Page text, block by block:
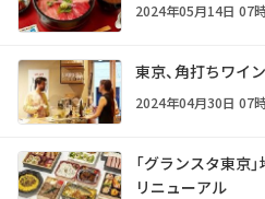
2024年05月14日 07
東京、角打ちワイ
2024年04月30日 07
「グランスタ東京
リニューアル